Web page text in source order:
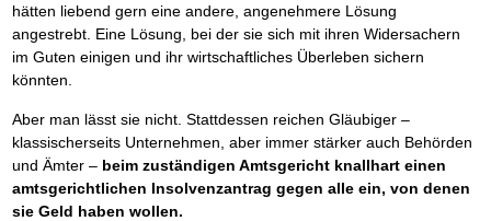
hätten liebend gern eine andere, angenehmere Lösung
angestrebt. Eine Lösung, bei der sie sich mit ihren Widersachern
im Guten einigen und ihr wirtschaftliches Überleben sichern
könnten.
Aber man lässt sie nicht. Stattdessen reichen Gläubiger –
klassischerseits Unternehmen, aber immer stärker auch Behörden
und Ämter –beim zuständigen Amtsgericht knallhart einen
amtsgerichtlichen Insolvenzantrag gegen alle ein, von denen
sie Geld haben wollen.